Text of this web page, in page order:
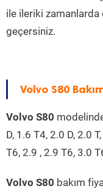
ile ileriki zamanlarda
geçersiniz.
Volvo S80
Volvo S80
D, 1.6 T4, 2.0 D, 2.0
T6, 2.9 , 2.9 T6, 3.0
Volvo S80 bakım